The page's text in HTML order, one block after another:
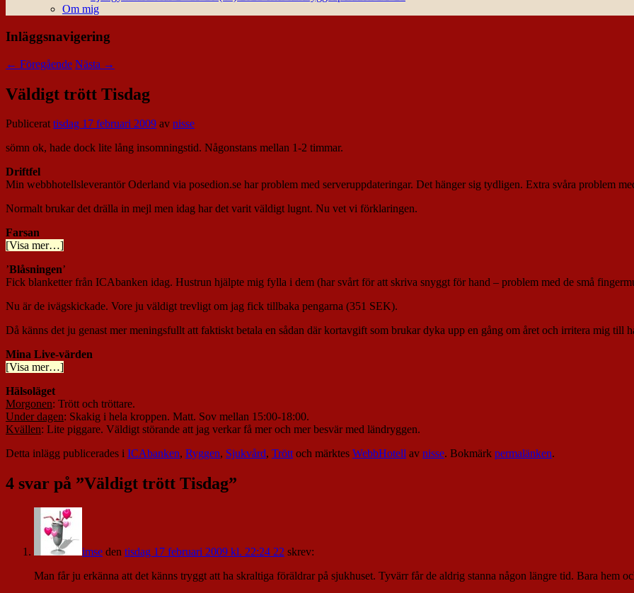
Om mig
Inläggsnavigering
← Föregående Nästa →
Väldigt trött Tisdag
Publicerattisdag 17 februari 2009 av nisse
sömn ok, hade dock lite lång insomningstid. Någonstans mellan 1-2 timmar.
Driftfel
Min webbhotellsleverantör Oderland via posedion.se har problem med serveruppdateringar. Det hänger sig tydligen. Extra svåra problem
Normalt brukar det drälla in mejl men idag har det varit väldigt lugnt. Nu vet vi förklaringen.
Farsan
[Visa mer…]
’Blåsningen’
Fick blanketter från ICAbanken idag. Hustrun hjälpte mig fylla i dem (har svårt för att skriva snyggt för hand – problem med de små
Nu är de ivägskickade. Vore ju väldigt trevligt om jag fick tillbaka pengarna (351 SEK).
Då känns det ju genast mer meningsfullt att faktiskt betala en sådan där kortavgift som brukar dyka upp en gång om året och irritera mig till
Mina Live-värden
[Visa mer…]
Hälsoläget
Morgonen: Trött och tröttare.
Under dagen: Skakig i hela kroppen. Matt. Sov mellan 15:00-18:00.
Kvällen: Lite piggare. Väldigt störande att jag verkar få mer och mer besvär med ländryggen.
Detta inlägg publicerades i ICAbanken, Ryggen, Sjukvård, Tröttoch märktes WebbHotell av nisse. Bokmärk permalänken.
4 svar på ”Väldigt trött Tisdag”
imse den tisdag 17 februari 2009 kl. 22:24 22 skrev:
Man får ju erkänna att det känns tryggt att ha skraltiga föräldrar på sjukhuset. Tyvärr får de aldrig stanna någon längre tid. Bara hem